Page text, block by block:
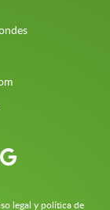
legal y política de